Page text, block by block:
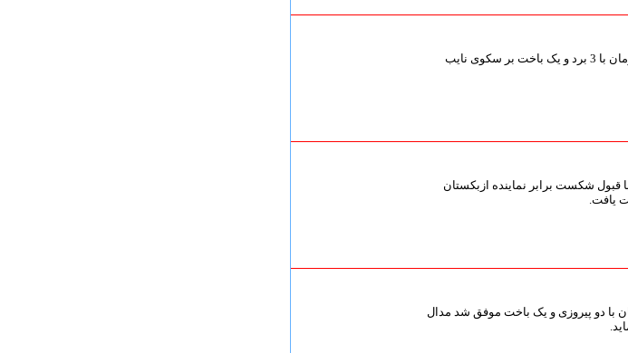
سروش احمدی تکواندوکار وزن 63- کیلوگرم کشورمان با 3 برد و یک باخت بر سکوی نایب
کشورمان با قبول شکست برابر نماینده ازبکستان
یافت.
80- کیلوگرم کشورمان با دو پیروزی و یک باخت موفق شد مدال